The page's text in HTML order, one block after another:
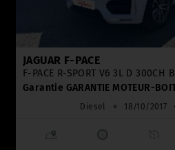
JAGUAR F-PACE
F-PACE R-SPORT V6 3L D 300CH
Garantie GARANTIE MOTEUR-
Diesel ⚬ 18/10/2017